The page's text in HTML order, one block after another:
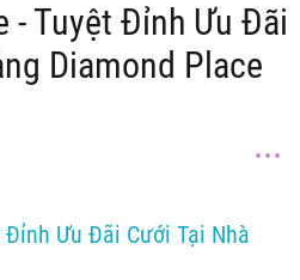
- Tuyệt Đỉnh Ưu Đãi
Diamond Place
Đỉnh Ưu Đãi Cưới Tại Nhà